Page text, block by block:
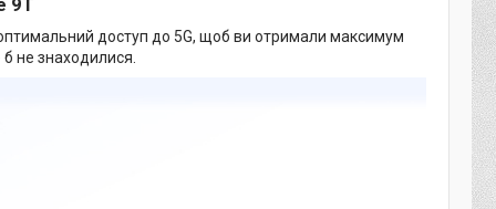
9T
доступ до 5G, щоб ви отримали максимум
не знаходилися.